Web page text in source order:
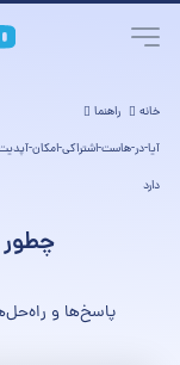
خانه راهنما
دارد
پاسخ‌ها و